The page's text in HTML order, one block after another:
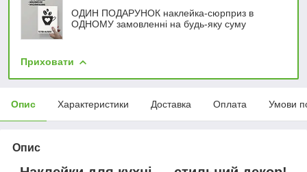
ОДИН ПОДАРУНОК наклейка-сюрприз в
ОДНОМУ замовленні на будь-яку суму
Приховати
Опис Характеристики Доставка Оплата Умови
Опис